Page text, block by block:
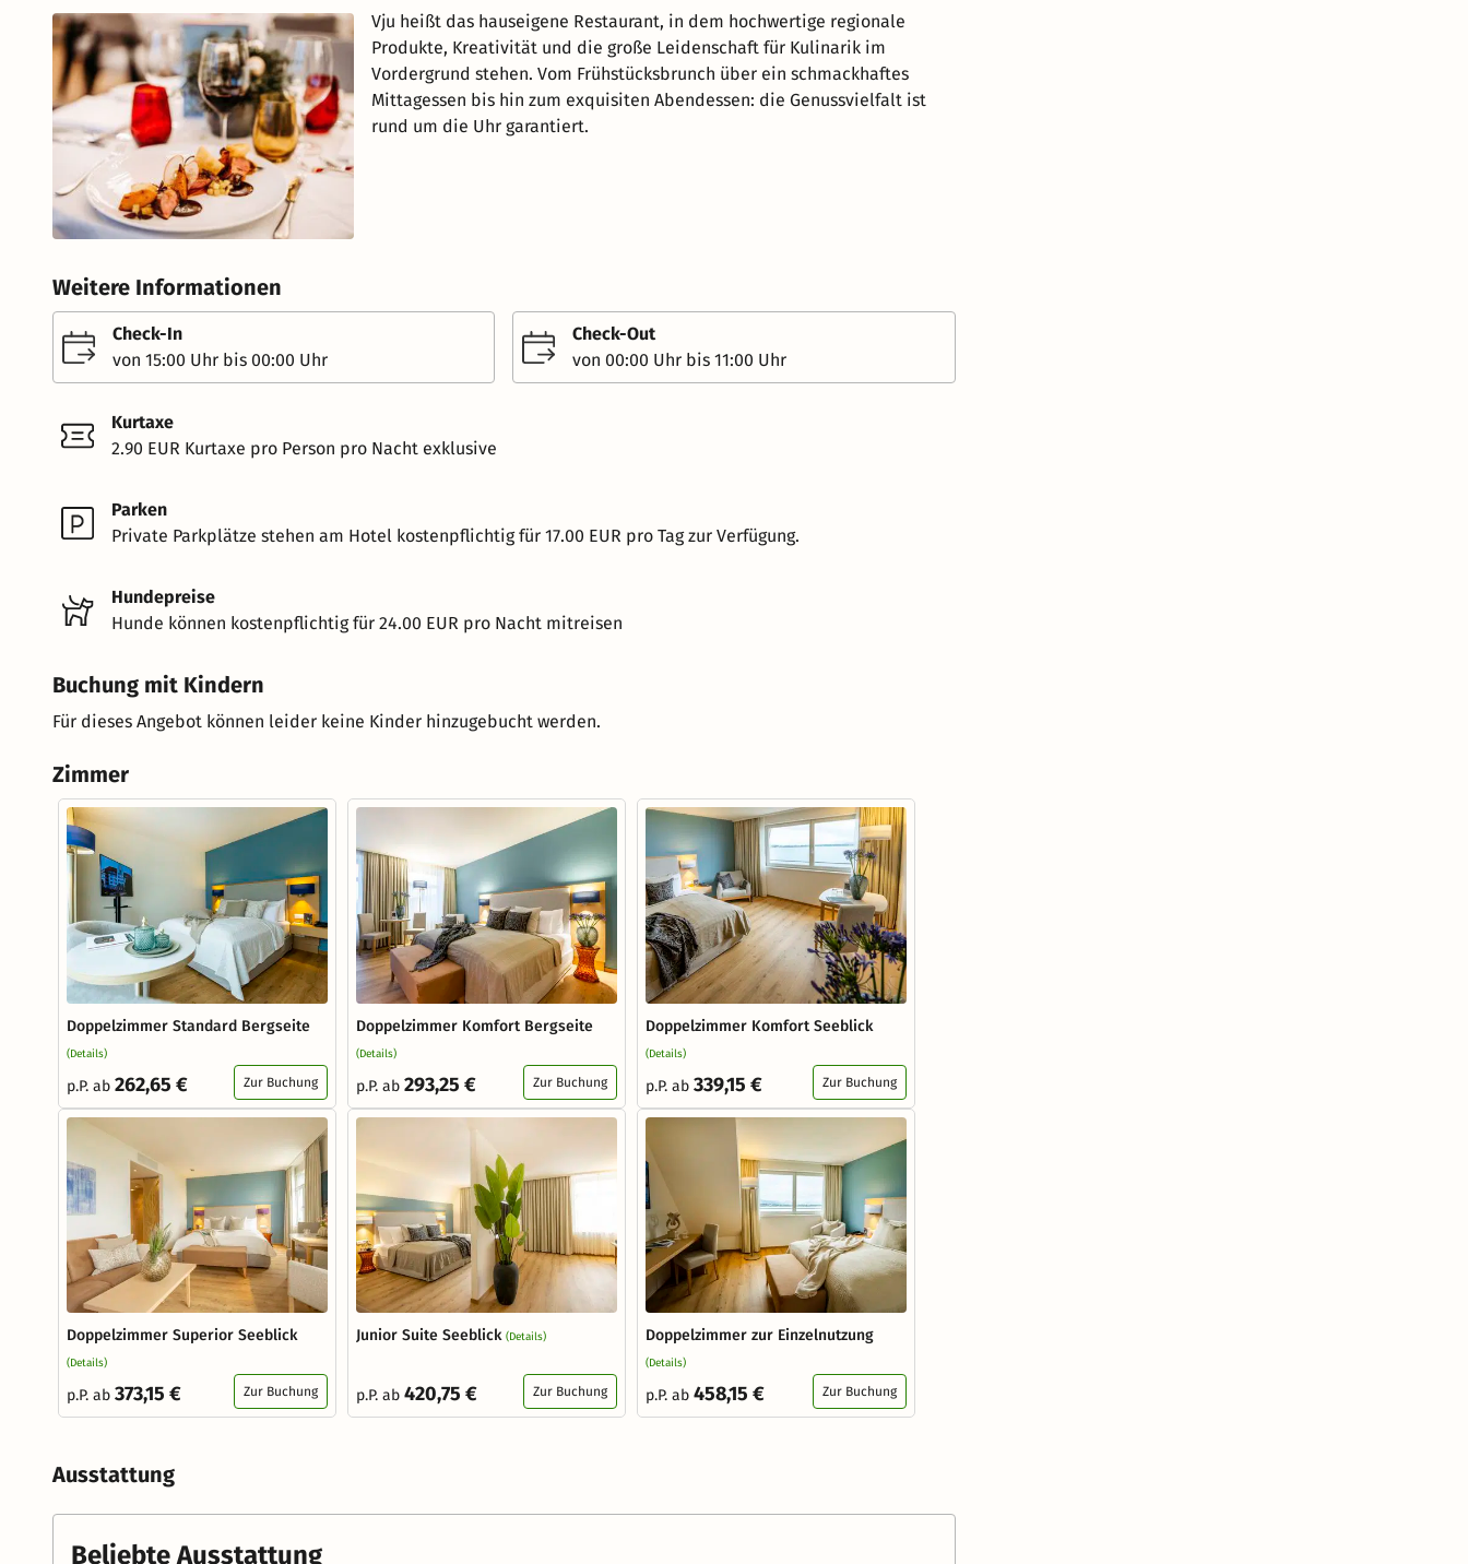
Vju heißt das hauseigene Restaurant, in dem hochwertige regionale
Produkte, Kreativität und die große Leidenschaft für Kulinarik im
Vordergrund stehen. Vom Frühstücksbrunch über ein schmackhaftes
Mittagessen bis hin zum exquisiten Abendessen: die Genussvielfalt ist
rund um die Uhr garantiert.
Weitere Informationen
Check-In
von 15:00 Uhr bis 00:00 Uhr
Check-Out
von 00:00 Uhr bis 11:00 Uhr
Kurtaxe
2.90 EUR Kurtaxe pro Person pro Nacht exklusive
Parken
Private Parkplätze stehen am Hotel kostenpflichtig für 17.00 EUR pro Tag zur Verfügung.
Hundepreise
Hunde können kostenpflichtig für 24.00 EUR pro Nacht mitreisen
Buchung mit Kindern
Für dieses Angebot können leider keine Kinder hinzugebucht werden.
Zimmer
Doppelzimmer Standard Bergseite
(Details)
p.P. ab 262,65 € Zur Buchung
Doppelzimmer Komfort Bergseite
(Details)
p.P. ab 293,25 € Zur Buchung
Doppelzimmer Komfort Seeblick
(Details)
p.P. ab 339,15 € Zur Buchung
Doppelzimmer Superior Seeblick
(Details)
p.P. ab 373,15 € Zur Buchung
Junior Suite Seeblick (Details)
p.P. ab 420,75 € Zur Buchung
Doppelzimmer zur Einzelnutzung
(Details)
p.P. ab 458,15 € Zur Buchung
Ausstattung
Beliebte Ausstattung